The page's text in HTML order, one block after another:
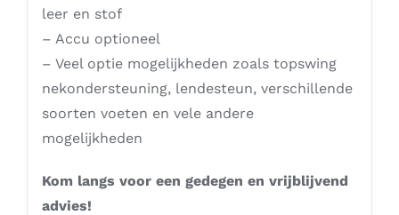
leer en stof
– Accu optioneel
– Veel optie mogelijkheden zoals topswing
nekondersteuning, lendesteun, verschillende
soorten voeten en vele andere
mogelijkheden
Kom langs voor een gedegen en vrijblijvend
advies!